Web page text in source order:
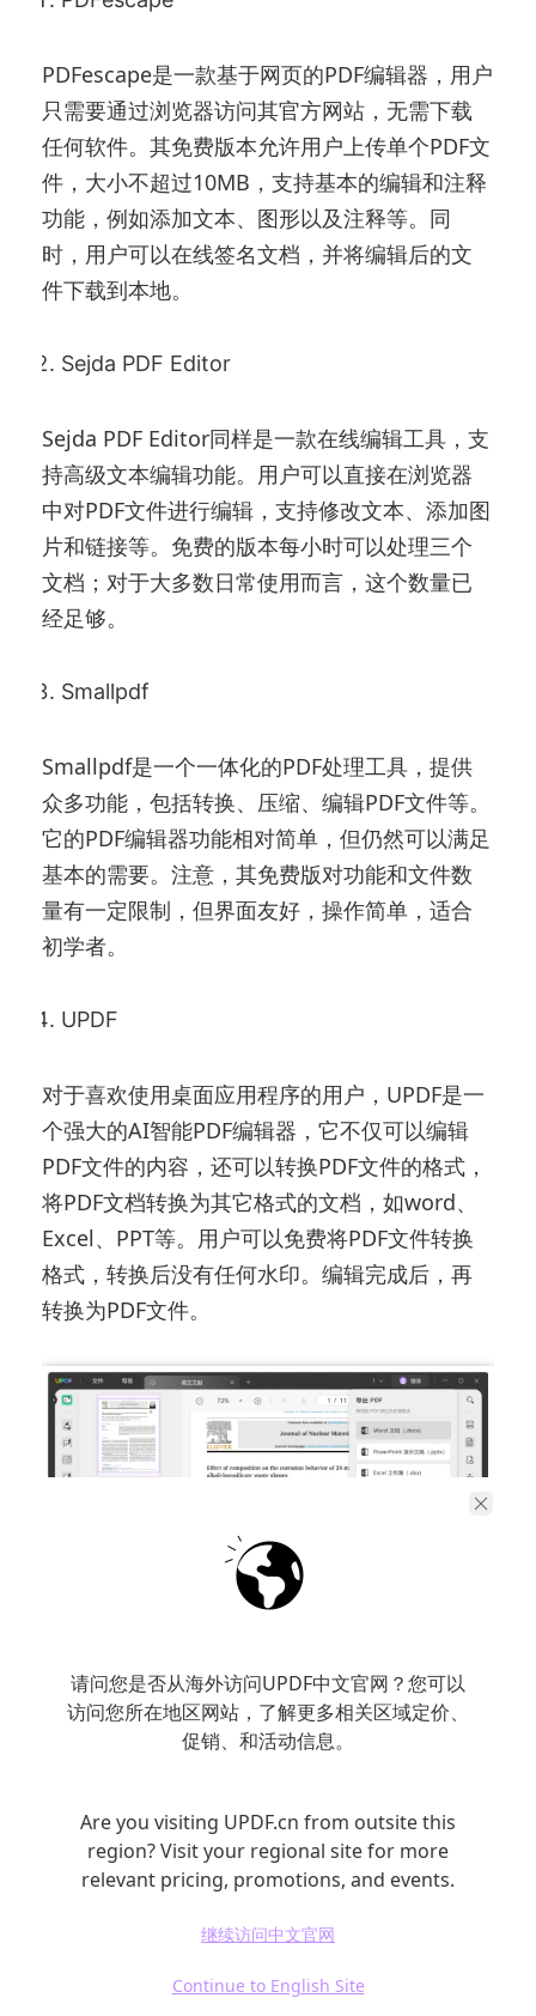
请问您是否从海外访问UPDF中文官网？您可以
访问您所在地区网站，了解更多相关区域定价、
促销、和活动信息。
Are you visiting UPDF.cn from outsite this
region? Visit your regional site for more
relevant pricing, promotions, and events.
继续访问中文官网
Continue to English Site
PDFescape是一款基于网页的PDF编辑器，用户
只需要通过浏览器访问其官方网站，无需下载
任何软件。其免费版本允许用户上传单个PDF文
件，大小不超过10MB，支持基本的编辑和注释
功能，例如添加文本、图形以及注释等。同
时，用户可以在线签名文档，并将编辑后的文
件下载到本地。
Sejda PDF Editor
Sejda PDF Editor同样是一款在线编辑工具，支
持高级文本编辑功能。用户可以直接在浏览器
中对PDF文件进行编辑，支持修改文本、添加图
片和链接等。免费的版本每小时可以处理三个
文档；对于大多数日常使用而言，这个数量已
经足够。
Smallpdf
Smallpdf是一个一体化的PDF处理工具，提供
众多功能，包括转换、压缩、编辑PDF文件等。
它的PDF编辑器功能相对简单，但仍然可以满足
基本的需要。注意，其免费版对功能和文件数
量有一定限制，但界面友好，操作简单，适合
初学者。
UPDF
对于喜欢使用桌面应用程序的用户，UPDF是一
个强大的AI智能PDF编辑器，它不仅可以编辑
PDF文件的内容，还可以转换PDF文件的格式，
将PDF文档转换为其它格式的文档，如word、
Excel、PPT等。用户可以免费将PDF文件转换
格式，转换后没有任何水印。编辑完成后，再
转换为PDF文件。
尽管免费PDF编辑器在很多情况下能满足用户的
基本需求，但它们也存在一些不足之处：